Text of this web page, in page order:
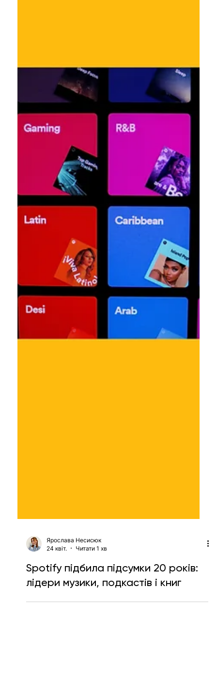
24 квіт.
Читати 1 хв